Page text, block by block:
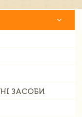
ЗАСОБИ